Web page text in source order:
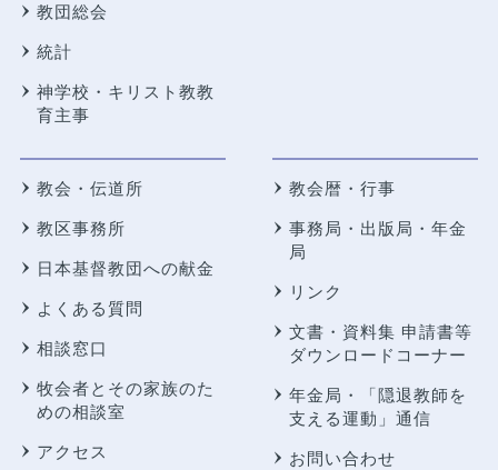
教団総会
統計
神学校・キリスト教教
育主事
教会・伝道所
教区事務所
日本基督教団への献金
よくある質問
相談窓口
牧会者とその家族のた
めの相談室
アクセス
教会暦・行事
事務局・出版局・年金
局
リンク
文書・資料集 申請書等
ダウンロードコーナー
年金局・
「隠退教師を
支える運動」通信
お問い合わせ